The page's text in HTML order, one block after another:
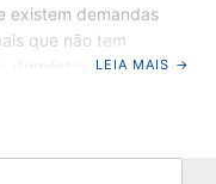
existem demandas
que não tem
domésticas e
um tempo para
LEIA MAIS →